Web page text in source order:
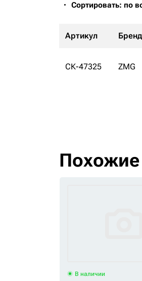
Сортировать: по
Артикул Бренд
СК-47325 ZMG
В наличии